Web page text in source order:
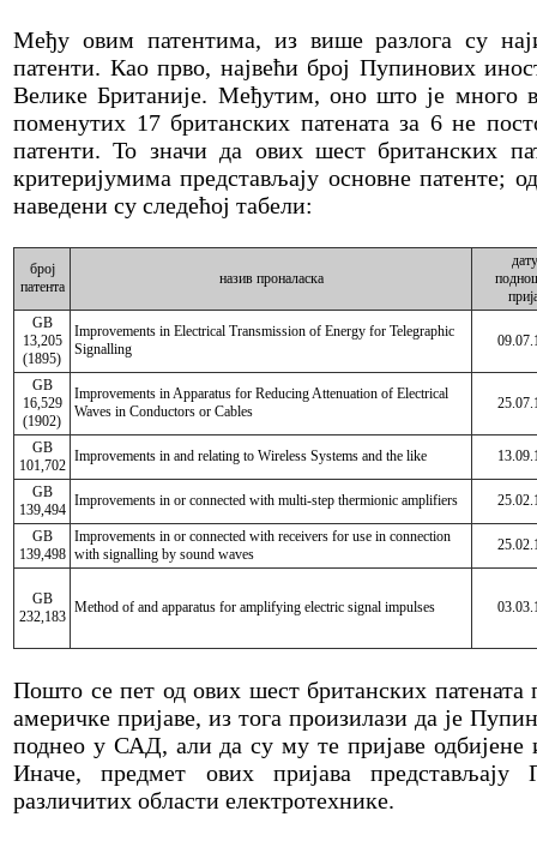
Међу овим патентима, из више разлога су
патенти. Као прво, највећи број Пупинових
Велике Британије. Међутим, оно што је много
поменутих 17 британских патената за 6 не
патенти. То значи да ових шест британских
критеријумима представљају основне патенте;
наведени су следећој табели:
број
патента
назив проналаска
GB
13,205
(1895)
Improvements in Electrical Transmission of Energy for Telegraphic
Signalling
GB
16,529
(1902)
Improvements in Apparatus for Reducing Attenuation of Electrical
Waves in Conductors or Cables
GB
101,702
Improvements in and relating to Wireless Systems and the like
GB
139,494
Improvements in or connected with multi-step thermionic amplifiers
GB
139,498
Improvements in or connected with receivers for use in connection
with signalling by sound waves
GB
232,183
Method of and apparatus for amplifying electric signal impulses
Пошто се пет од ових шест британских патената
америчке пријаве, из тога произилази да је
поднео у САД, али да су му те пријаве одбијене
Иначе, предмет ових пријава представљају
различитих области електротехнике.